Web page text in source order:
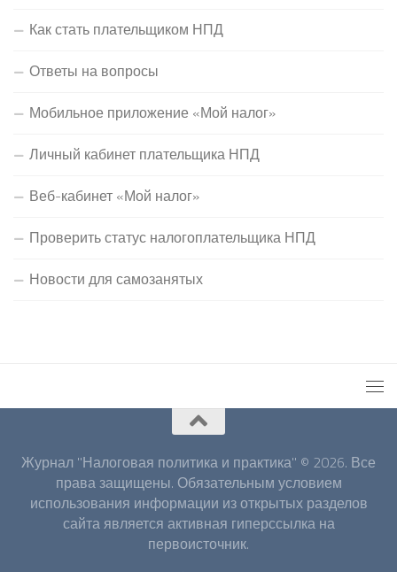
Как стать плательщиком НПД
Ответы на вопросы
Мобильное приложение «Мой налог»
Личный кабинет плательщика НПД
Веб-кабинет «Мой налог»
Проверить статус налогоплательщика НПД
Новости для самозанятых
Журнал "Налоговая политика и практика" © 2026. Все
права защищены. Обязательным условием
использования информации из открытых разделов
сайта является активная гиперссылка на
первоисточник.